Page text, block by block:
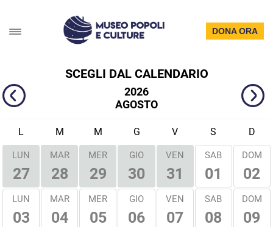
DONA ORA
SCEGLI DAL CALENDARIO
2026
AGOSTO
L M M G V S D
LUN
27
MAR
28
MER
29
GIO
30
VEN
31
SAB
01
DOM
02
LUN
03
MAR
04
MER
05
GIO
06
VEN
07
SAB
08
DOM
09